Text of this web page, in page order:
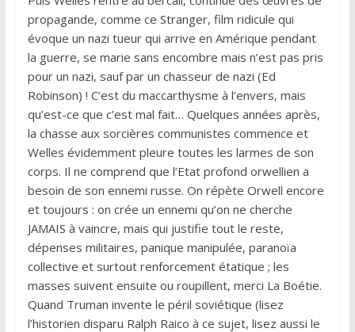
propagande, comme ce Stranger, film ridicule qui
évoque un nazi tueur qui arrive en Amérique pendant
la guerre, se marie sans encombre mais n’est pas pris
pour un nazi, sauf par un chasseur de nazi (Ed
Robinson) ! C’est du maccarthysme à l’envers, mais
qu’est-ce que c’est mal fait… Quelques années après,
la chasse aux sorcières communistes commence et
Welles évidemment pleure toutes les larmes de son
corps. Il ne comprend que l’Etat profond orwellien a
besoin de son ennemi russe. On répète Orwell encore
et toujours : on crée un ennemi qu’on ne cherche
JAMAIS à vaincre, mais qui justifie tout le reste,
dépenses militaires, panique manipulée, paranoïa
collective et surtout renforcement étatique ; les
masses suivent ensuite ou roupillent, merci La Boétie.
Quand Truman invente le péril soviétique (lisez
l’historien disparu Ralph Raico à ce sujet, lisez aussi le